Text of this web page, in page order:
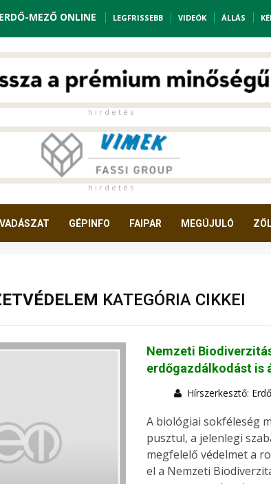
ERDŐ-MEZŐ ONLINE LEGFRISSEBB VIDEÓK ÁLLÁS
h i r d e t é s
h i r d e t é s
VADÁSZAT GÉPINFO FAIPAR MEGÚJULÓ
KATEGÓRIA CIKKEI
Nemzeti
erdőgazdálkodást is
Hírszerkesztő:
A biológiai sokféleség
pusztul, a jelenlegi
megfelelő védelmet a
el a Nemzeti